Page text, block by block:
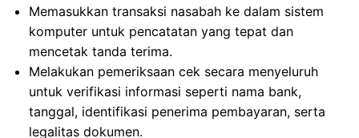
Memasukkan transaksi nasabah ke dalam sistem
komputer untuk pencatatan yang tepat dan
mencetak tanda terima.
Melakukan pemeriksaan cek secara menyeluruh
untuk verifikasi informasi seperti nama bank,
tanggal, identifikasi penerima pembayaran, serta
legalitas dokumen.